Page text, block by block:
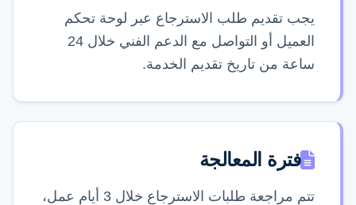
يجب تقديم طلب الاسترجاع عبر لوحة تحكم
العميل أو التواصل مع الدعم الفني خلال 24
ساعة من تاريخ تقديم الخدمة.
فترة المعالجة
تتم مراجعة طلبات الاسترجاع خلال 3 أيام عمل،